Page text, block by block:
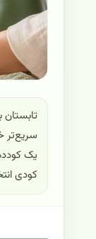
سریع‌تر
یک
کودی